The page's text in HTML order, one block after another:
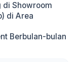
di Showroom
di Area
Berbulan-bulan